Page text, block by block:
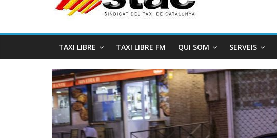
TAXI LIBRE TAXI LIBRE FM QUI SOM SERVEIS